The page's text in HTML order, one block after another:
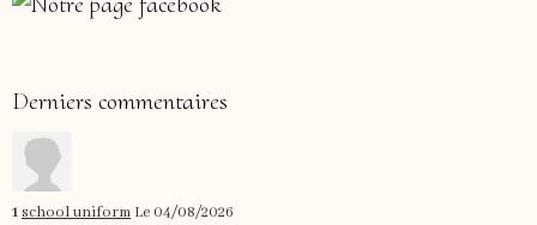
Derniers commentaires
1school uniform Le 04/08/2026